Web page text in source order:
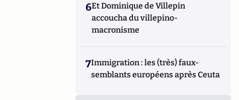
6Et Dominique de Villepin
accoucha du villepino-
macronisme
7Immigration : les (très) faux-
semblants européens après Ceuta